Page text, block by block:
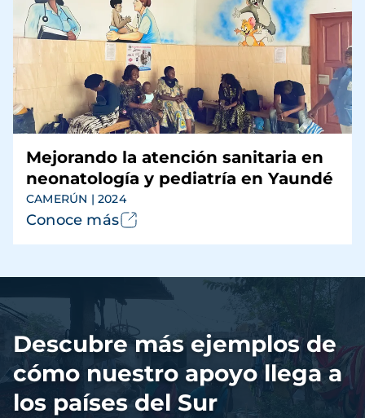
Mejorando la atención sanitaria en
neonatología y pediatría en Yaundé
CAMERÚN | 2024
Conoce más
Archivo
de
vídeo
Descubre más ejemplos de
cómo nuestro apoyo llega a
los países del Sur